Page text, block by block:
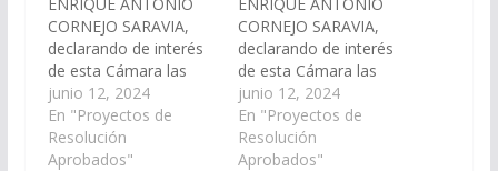
CORNEJO SARAVIA,
declarando de interés
de esta Cámara las
actividades homenajes
y actos
conmemorativos por
los “203º Aniversario
junio 12, 2024
En "Proyectos de
Resolución
Aprobados"
CORNEJO SARAVIA,
declarando de interés
de esta Cámara las
actividades, actos y
homenajes previstos
en el marco de los
“203” Aniversario del
junio 12, 2024
En "Proyectos de
Resolución
Aprobados"